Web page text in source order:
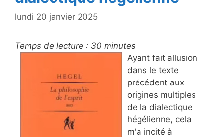
lundi 20 janvier 2025
Temps de lecture : 30 minutes
Ayant fait allusion
dans le texte
précédent aux
origines multiples
de la dialectique
hégélienne, cela
m'a incité à